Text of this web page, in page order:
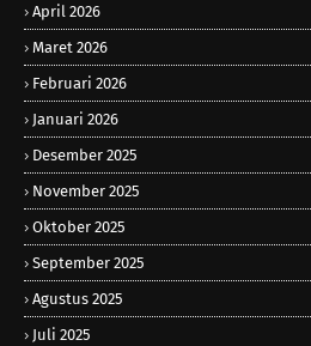
April 2026
Maret 2026
Februari 2026
Januari 2026
Desember 2025
November 2025
Oktober 2025
September 2025
Agustus 2025
Juli 2025